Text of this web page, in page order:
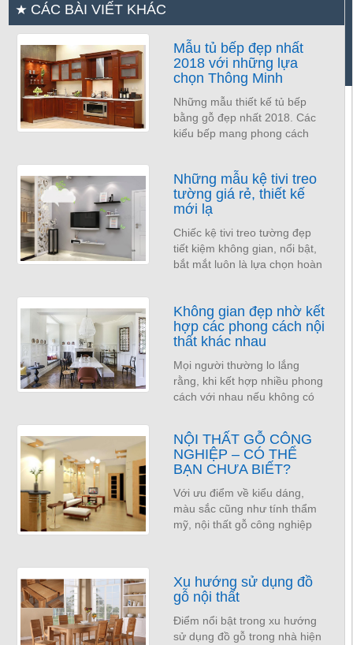
CÁC BÀI VIẾT KHÁC
Mẫu tủ bếp đẹp nhất
2018 với những lựa
chọn Thông Minh
Những mẫu thiết kế tủ bếp
bằng gỗ đẹp nhất 2018. Các
kiểu bếp mang phong cách
Những mẫu kệ tivi treo
tường giá rẻ, thiết kế
mới lạ
Chiếc kệ tivi treo tường đẹp
tiết kiệm không gian, nổi bật,
bắt mắt luôn là lựa chọn hoàn
khi bước...
Không gian đẹp nhờ kết
hợp các phong cách nội
thất khác nhau
Mọi người thường lo lắng
rằng, khi kết hợp nhiều phong
cách với nhau nếu không có
theo là sản phẩm họ thiết kế
ra trong như...
NỘI THẤT GỖ CÔNG
NGHIỆP – CÓ THỂ
BẠN CHƯA BIẾT?
Với ưu điểm về kiểu dáng,
màu sắc cũng như tính thẩm
mỹ, nội thất gỗ công nghiệp
Xu hướng sử dụng đồ
gỗ nội thất
Điểm nổi bật trong xu hướng
sử dụng đồ gỗ trong nhà hiện